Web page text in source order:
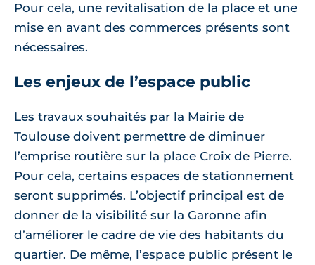
Pour cela, une revitalisation de la place et une
mise en avant des commerces présents sont
nécessaires.
Les enjeux de l’espace public
Les travaux souhaités par la Mairie de
Toulouse doivent permettre de diminuer
l’emprise routière sur la place Croix de Pierre.
Pour cela, certains espaces de stationnement
seront supprimés. L’objectif principal est de
donner de la visibilité sur la Garonne afin
d’améliorer le cadre de vie des habitants du
quartier. De même, l’espace public présent le